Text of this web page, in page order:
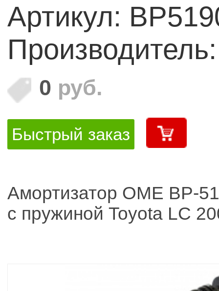
Артикул:
0 руб.
Быстрый заказ
Амортизатор OME BP-
с пружиной Toyota LC